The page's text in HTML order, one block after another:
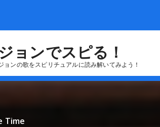
ジョンでスピる！
ョンの歌をスピリチュアルに読み解いてみよう！
Time